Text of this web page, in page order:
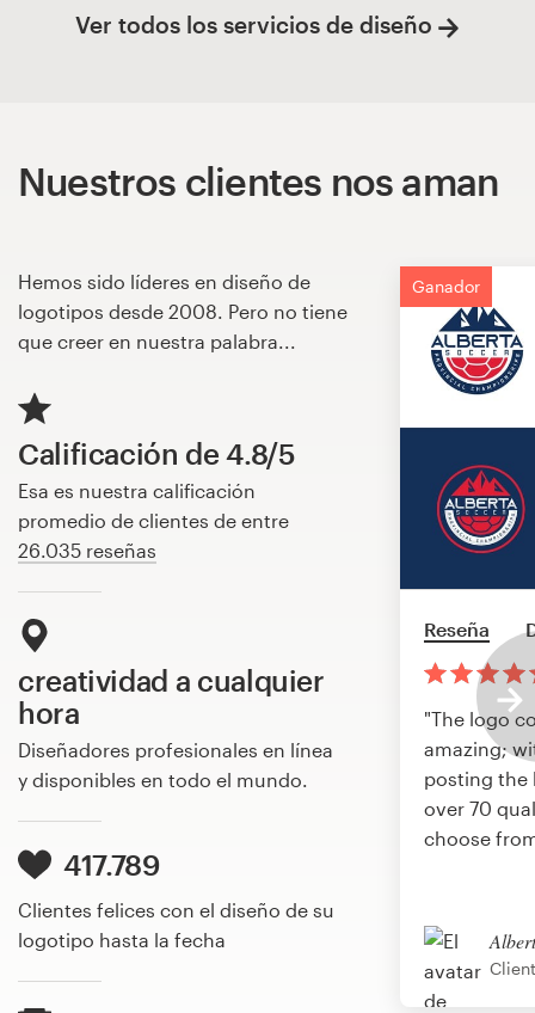
Ver todos los servicios de diseño
Nuestros clientes nos aman
Hemos sido líderes en diseño de
logotipos desde 2008. Pero no tiene
que creer en nuestra palabra...
Calificación de 4.8/5
Esa es nuestra calificación
promedio de clientes de entre
26.035 reseñas
creatividad a cualquier
hora
Diseñadores profesionales en línea
y disponibles en todo el mundo.
417.789
Clientes felices con el diseño de su
logotipo hasta la fecha
Ganador
Reseña
"The logo
amazing;
posting the
over 70
choose